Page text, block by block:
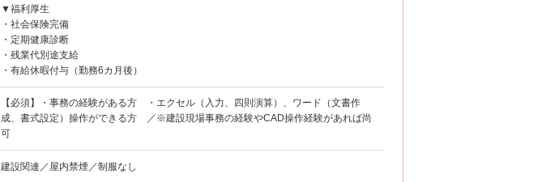
▼福利厚生
・社会保険完備
・定期健康診断
・残業代別途支給
・有給休暇付与（勤務6カ月後）
【必須】・事務の経験がある方 ・エクセル（入力、四則演算）、ワード（文書作
成、書式設定）操作ができる方 ／※建設現場事務の経験やCAD操作経験があれば尚
可
建設関連／屋内禁煙／制服なし